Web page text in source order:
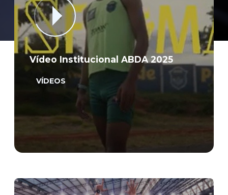
Vídeo Institucional ABDA 2025
VÍDEOS